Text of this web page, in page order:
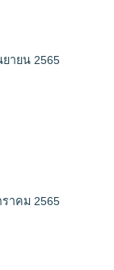
ายน 2565
าคม 2565